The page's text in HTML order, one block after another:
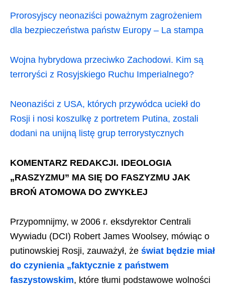
Prorosyjscy neonaziści poważnym zagrożeniem
dla bezpieczeństwa państw Europy – La stampa
Wojna hybrydowa przeciwko Zachodowi. Kim są
terroryści z Rosyjskiego Ruchu Imperialnego?
Neonaziści z USA, których przywódca uciekł do
Rosji i nosi koszulkę z portretem Putina, zostali
dodani na unijną listę grup terrorystycznych
KOMENTARZ REDAKCJI. IDEOLOGIA
„RASZYZMU” MA SIĘ DO FASZYZMU JAK
BROŃ ATOMOWA DO ZWYKŁEJ
Przypomnijmy, w 2006 r. eksdyrektor Centrali
Wywiadu (DCI) Robert James Woolsey, mówiąc o
putinowskiej Rosji, zauważył, że świat będzie miał
do czynienia „faktycznie z państwem
faszystowskim, które tłumi podstawowe wolności